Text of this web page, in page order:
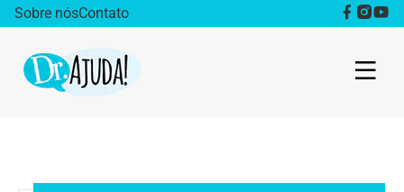
Sobre nósContato
Obesidade